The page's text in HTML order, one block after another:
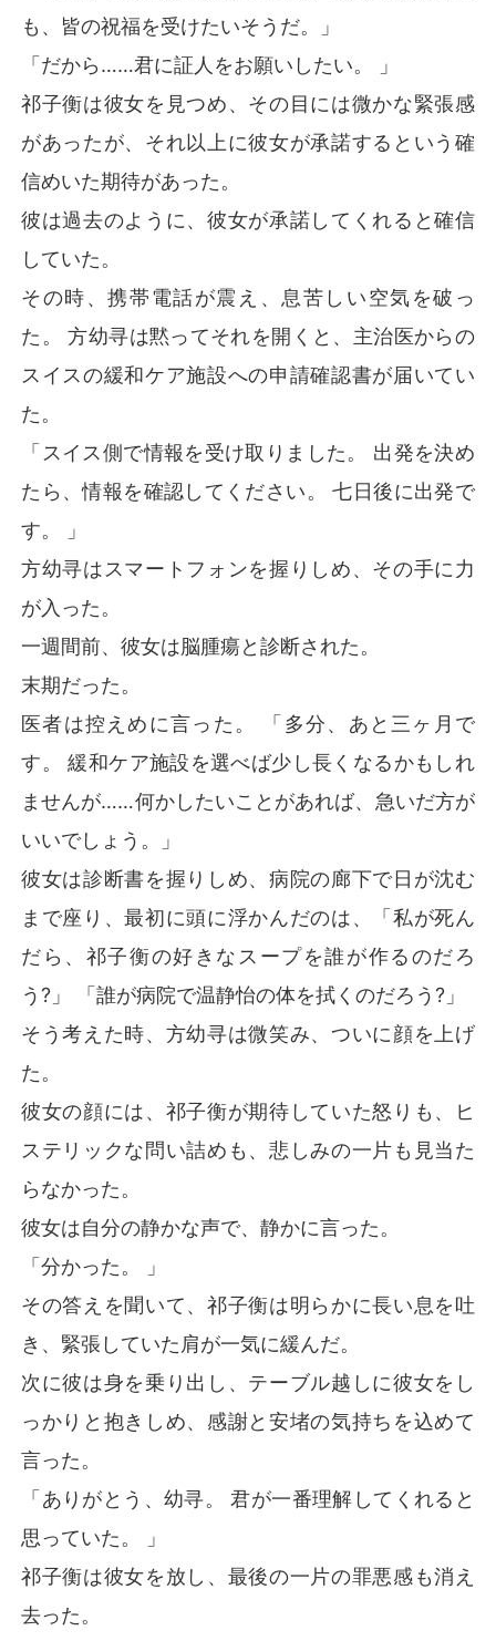
も、皆の祝福を受けたいそうだ。」
「だから……君に証人をお願いしたい。 」
祁子衡は彼女を見つめ、その目には微かな緊張感
があったが、それ以上に彼女が承諾するという確
信めいた期待があった。
彼は過去のように、彼女が承諾してくれると確信
していた。
その時、携帯電話が震え、息苦しい空気を破っ
た。 方幼寻は黙ってそれを開くと、主治医からの
スイスの緩和ケア施設への申請確認書が届いてい
た。
「スイス側で情報を受け取りました。 出発を決め
たら、情報を確認してください。 七日後に出発で
す。 」
方幼寻はスマートフォンを握りしめ、その手に力
が入った。
一週間前、彼女は脳腫瘍と診断された。
末期だった。
医者は控えめに言った。 「多分、あと三ヶ月で
す。 緩和ケア施設を選べば少し長くなるかもしれ
ませんが……何かしたいことがあれば、急いだ方が
いいでしょう。」
彼女は診断書を握りしめ、病院の廊下で日が沈む
まで座り、最初に頭に浮かんだのは、「私が死ん
だら、祁子衡の好きなスープを誰が作るのだろ
う?」 「誰が病院で温静怡の体を拭くのだろう?」
そう考えた時、方幼寻は微笑み、ついに顔を上げ
た。
彼女の顔には、祁子衡が期待していた怒りも、ヒ
ステリックな問い詰めも、悲しみの一片も見当た
らなかった。
彼女は自分の静かな声で、静かに言った。
「分かった。 」
その答えを聞いて、祁子衡は明らかに長い息を吐
き、緊張していた肩が一気に緩んだ。
次に彼は身を乗り出し、テーブル越しに彼女をし
っかりと抱きしめ、感謝と安堵の気持ちを込めて
言った。
「ありがとう、幼寻。 君が一番理解してくれると
思っていた。 」
祁子衡は彼女を放し、最後の一片の罪悪感も消え
去った。